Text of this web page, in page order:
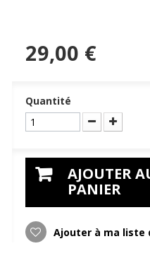
29,00 €
Quantité
AJOUTER
PANIER
Ajouter à ma liste